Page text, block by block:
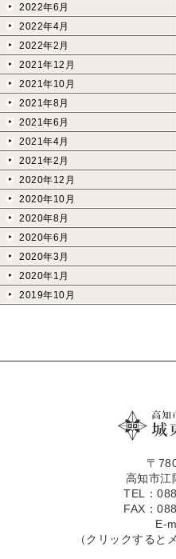
2022年6月
2022年4月
2022年2月
2021年12月
2021年10月
2021年8月
2021年6月
2021年4月
2021年2月
2020年12月
2020年10月
2020年8月
2020年6月
2020年3月
2020年1月
2019年10月
〒
高知市江
TEL：
FAX：
E-
（クリックすると